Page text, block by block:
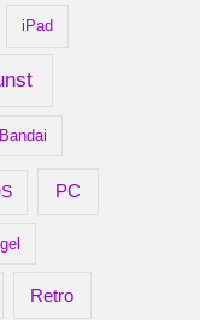
iPad
PC
Retro